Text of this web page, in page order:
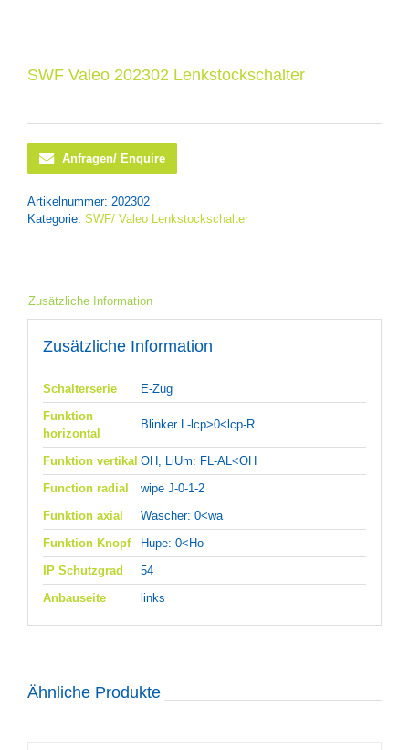
SWF Valeo 202302 Lenkstockschalter
Anfragen/ Enquire
Artikelnummer: 202302
Kategorie: SWF/ Valeo Lenkstockschalter
Zusätzliche Information
Zusätzliche Information
Schalterserie
E-Zug
Funktion
horizontal
Blinker L-lcp>0<lcp-R
Funktion vertikal OH, LiUm: FL-AL<OH
Function radial
wipe J-0-1-2
Funktion axial
Wascher: 0<wa
Funktion Knopf
Hupe: 0<Ho
IP Schutzgrad
54
Anbauseite
links
Ähnliche Produkte